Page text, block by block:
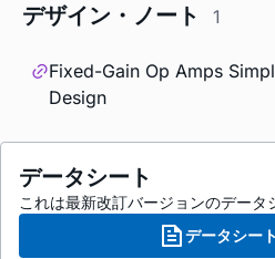
デザイン・ノート 1
Fixed-Gain Op Amps
Design
データシート
これは最新改訂バージョンのデータ
データシー